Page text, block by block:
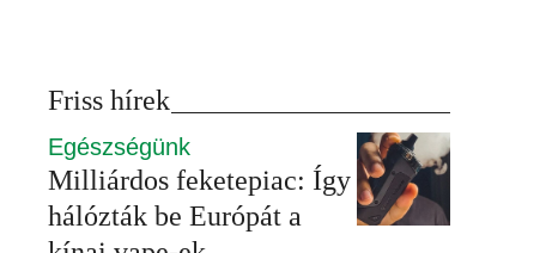
Friss hírek
Egészségünk
Milliárdos feketepiac: Így
hálózták be Európát a